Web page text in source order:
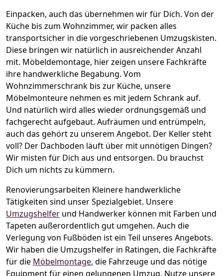
Einpacken, auch das übernehmen wir für Dich. Von der
Küche bis zum Wohnzimmer, wir packen alles
transportsicher in die vorgeschriebenen Umzugskisten.
Diese bringen wir natürlich in ausreichender Anzahl
mit. Möbeldemontage, hier zeigen unsere Fachkräfte
ihre handwerkliche Begabung. Vom
Wohnzimmerschrank bis zur Küche, unsere
Möbelmonteure nehmen es mit jedem Schrank auf.
Und natürlich wird alles wieder ordnungsgemäß und
fachgerecht aufgebaut. Aufräumen und entrümpeln,
auch das gehört zu unserem Angebot. Der Keller steht
voll? Der Dachboden läuft über mit unnötigen Dingen?
Wir misten für Dich aus und entsorgen. Du brauchst
Dich um nichts zu kümmern.
Renovierungsarbeiten Kleinere handwerkliche
Tätigkeiten sind unser Spezialgebiet. Unsere
Umzugshelfer und Handwerker können mit Farben und
Tapeten außerordentlich gut umgehen. Auch die
Verlegung von Fußböden ist ein Teil unseres Angebots.
Wir haben die Umzugshelfer in Ratingen, die Fachkräfte
für die Möbelmontage, die Fahrzeuge und das nötige
Equipment für einen gelungenen Umzug. Nutze unsere